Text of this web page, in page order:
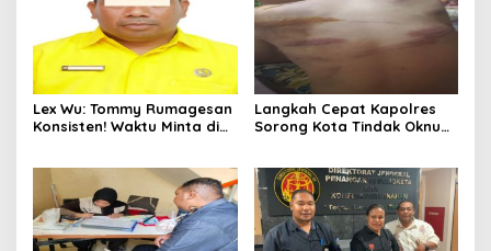
Lex Wu: Tommy Rumagesan
Konsisten! Waktu Minta di
Juga pakai Kaos Kuning.
Langkah Cepat Kapolres
Sorong Kota Tindak Oknum
Anak